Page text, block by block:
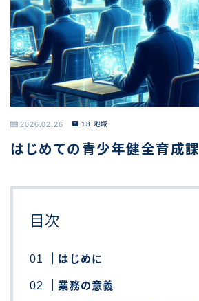
2026.02.26 18 地域
はじめての青少年健全育成課
目次
はじめに
業務の意義